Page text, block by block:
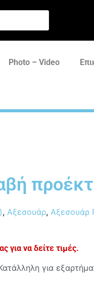
Photo – Video
, Αξεσουάρ, Αξεσουάρ
για να δείτε τιμές.
για